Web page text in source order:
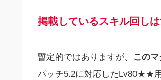
掲載しているスキル回し
暫定的ではありますが、 この
パッチ5.2に対応したLv80★★